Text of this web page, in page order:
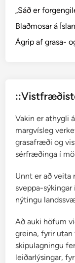
á
r
m
„Sáð er
Blaðmosar á
Ágrip af grasa-
Vakin er athygli
margvísleg
grasafræði og
sérfræðinga í
Unnt er að veita
sveppa-
nýtingu
Að auki höfum
greina, fyrir
skipulagningu
leiðarlýsingar,